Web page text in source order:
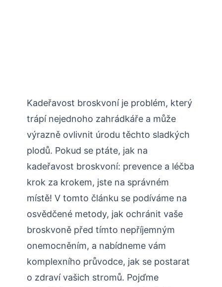
Kadeřavost broskvoní je problém, který
‌trápí nejednoho zahrádkáře a může
výrazně ovlivnit úrodu​ těchto sladkých
plodů. Pokud se ptáte, jak na
kadeřavost broskvoní: prevence a léčba
krok za krokem, jste ⁤na správném
místě! V tomto ‍článku se podíváme na
osvědčené metody, jak ochránit vaše
broskvoně před tímto​ nepříjemným
onemocněním, a nabídneme vám⁣
komplexního⁢ průvodce, jak se‍ postarat
o zdraví vašich stromů. ⁤Pojďme⁣